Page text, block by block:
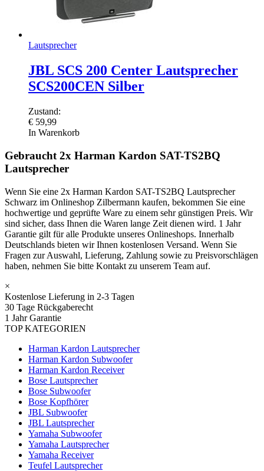
Lautsprecher
JBL SCS 200 Center Lautsprecher
SCS200CEN Silber
Zustand:
€ 59,99
In Warenkorb
Gebraucht 2x Harman Kardon SAT-TS2BQ
Lautsprecher
Wenn Sie eine 2x Harman Kardon SAT-TS2BQ Lautsprecher
Schwarz im Onlineshop Zilbermann kaufen, bekommen Sie eine
hochwertige und geprüfte Ware zu einem sehr günstigen Preis. Wir
sind sicher, dass Ihnen die Waren lange Zeit dienen wird. 1 Jahr
Garantie gilt für alle Produkte unseres Onlineshops. Innerhalb
Deutschlands bieten wir Ihnen kostenlosen Versand. Wenn Sie
Fragen zur Auswahl, Lieferung, Zahlung sowie zu Preisvorschlägen
haben, nehmen Sie bitte Kontakt zu unserem Team auf.
×
Kostenlose Lieferung in 2-3 Tagen
30 Tage Rückgaberecht
1 Jahr Garantie
TOP KATEGORIEN
Harman Kardon Lautsprecher
Harman Kardon Subwoofer
Harman Kardon Receiver
Bose Lautsprecher
Bose Subwoofer
Bose Kopfhörer
JBL Subwoofer
JBL Lautsprecher
Yamaha Subwoofer
Yamaha Lautsprecher
Yamaha Receiver
Teufel Lautsprecher